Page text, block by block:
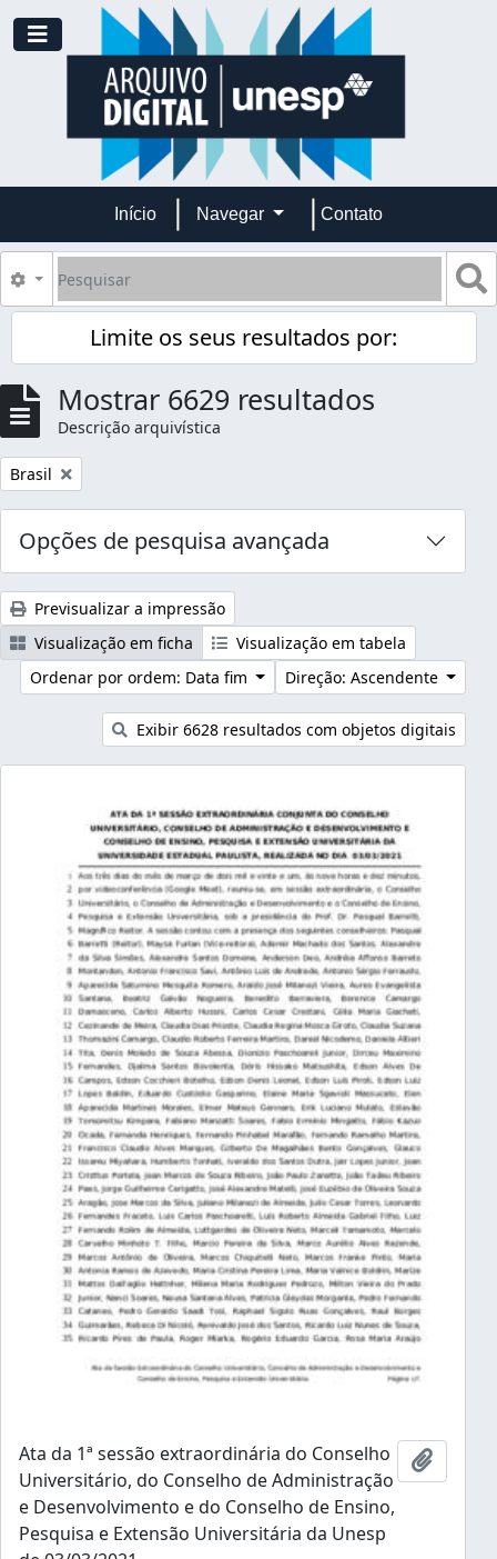
Skip to main content
Toggle navigation
Início Navegar Contato
Pesquisar
Opções de busca
Limite os seus resultados por:
Mostrar 6629 resultados
Descrição arquivística
Remover filtro:
Brasil
Opções de pesquisa avançada
Previsualizar a impressão
Visualização em ficha
Visualização em tabela
Ordenar por ordem: Data fim
Direção: Ascendente
Exibir 6628 resultados com objetos digitais
Ata da 1ª sessão extraordinária do Conselho
Universitário, do Conselho de Administração
e Desenvolvimento e do Conselho de Ensino,
Pesquisa e Extensão Universitária da Unesp